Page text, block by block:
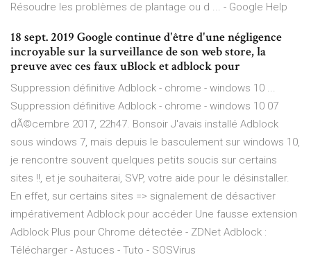
Résoudre les problèmes de plantage ou d ... - Google Help
18 sept. 2019 Google continue d'être d'une négligence
incroyable sur la surveillance de son web store, la
preuve avec ces faux uBlock et adblock pour
Suppression définitive Adblock - chrome - windows 10 ...
Suppression définitive Adblock - chrome - windows 10 07
dÃ©cembre 2017, 22h47. Bonsoir J'avais installé Adblock
sous windows 7, mais depuis le basculement sur windows 10,
je rencontre souvent quelques petits soucis sur certains
sites !!, et je souhaiterai, SVP, votre aide pour le désinstaller.
En effet, sur certains sites => signalement de désactiver
impérativement Adblock pour accéder Une fausse extension
Adblock Plus pour Chrome détectée - ZDNet Adblock :
Télécharger - Astuces - Tuto - SOSVirus